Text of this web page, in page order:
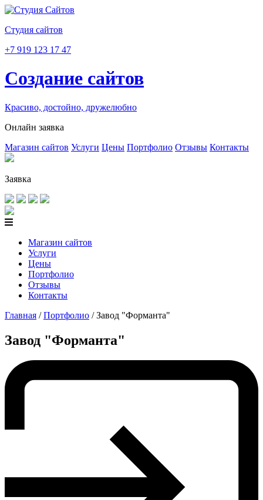
Студия сайтов
+7 919 123 17 47
Создание сайтов
Красиво, достойно, дружелюбно
Онлайн заявка
Магазин сайтов Услуги Цены Портфолио Отзывы Контакты
Заявка
Магазин сайтов
Услуги
Цены
Портфолио
Отзывы
Контакты
Главная / Портфолио / Завод "Форманта"
Завод "Форманта"